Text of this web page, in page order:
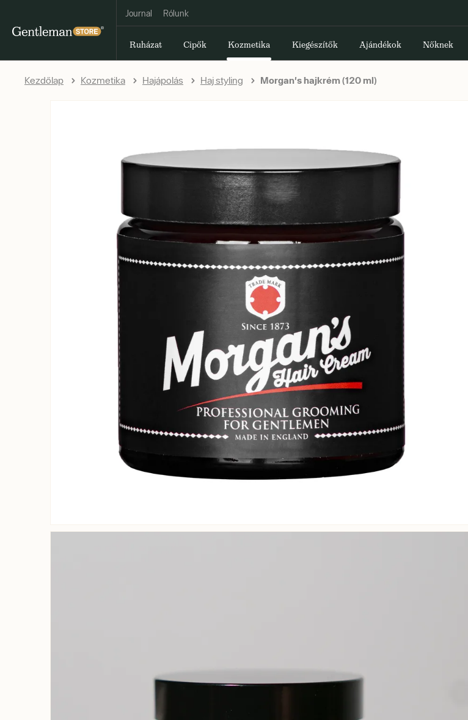
Journal Rólunk
Ruházat Cipők Kozmetika Kiegészítők Ajándékok Nőknek
Kezdőlap Kozmetika Hajápolás Haj styling Morgan's hajkrém (120 ml)